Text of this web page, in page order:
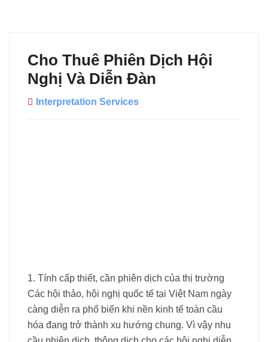
Cho Thuê Phiên Dịch Hội
Nghị Và Diễn Đàn
Interpretation Services
1. Tính cấp thiết, cần phiên dịch của thị trường
Các hội thảo, hội nghị quốc tế tại Việt Nam ngày
càng diễn ra phổ biến khi nền kinh tế toàn cầu
hóa đang trở thành xu hướng chung. Vì vậy nhu